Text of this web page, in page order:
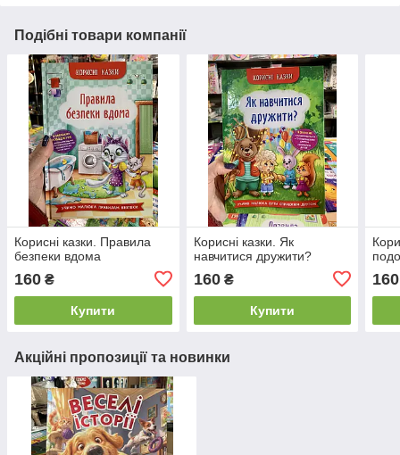
Подібні товари компанії
Корисні казки. Правила
безпеки вдома
160 ₴
Купити
Корисні казки. Як
навчитися дружити?
160₴
Купити
160
Акційні пропозиції та новинки